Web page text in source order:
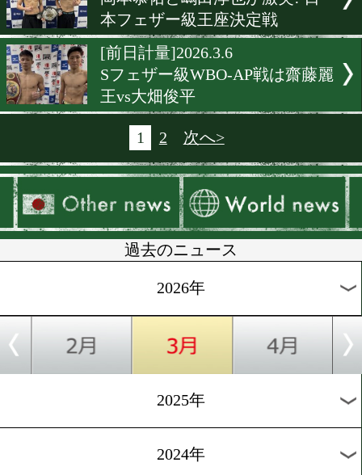
司登vs酒井幹生 日本ミド
座決定戦
[前日計量]2026.3.9
神風藍が左右田泰臣とRK
衛リレー戦
[前日計量]2026.3.9
日本ユース・フライ級王者
篤希vs逆境乗り越えた小川
[前日計量]2026.3.9
兄の思いを胸に。坂間楽叶
[前日計量]2026.3.8
岡本恭佑と嶋田淳也が激突
本フェザー級王座決定戦
[前日計量]2026.3.6
Sフェザー級WBO-AP戦は